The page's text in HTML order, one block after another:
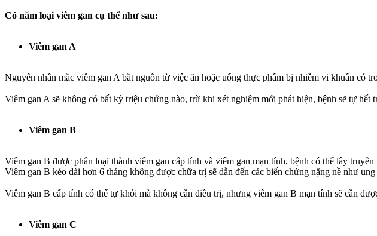
Có năm loại viêm gan cụ thể như sau:
Viêm gan A
Nguyên nhân mắc viêm gan A bắt nguồn từ việc ăn hoặc uống thực phẩm bị nhiễm vi khuẩn có
Viêm gan A sẽ không có bất kỳ triệu chứng nào, trừ khi xét nghiệm mới phát hiện, bệnh sẽ tự hết
Viêm gan B
Viêm gan B được phân loại thành viêm gan cấp tính và viêm gan mạn tính, bệnh có thể lây
Viêm gan B kéo dài hơn 6 tháng không được chữa trị sẽ dẫn đến các biến chứng nặng nề như
Viêm gan B cấp tính có thể tự khỏi mà không cần điều trị, nhưng viêm gan B mạn tính sẽ cần
Viêm gan C